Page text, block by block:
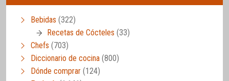
Bebidas (322)
Recetas de Cócteles (33)
Chefs (703)
Diccionario de cocina (800)
Dónde comprar (124)